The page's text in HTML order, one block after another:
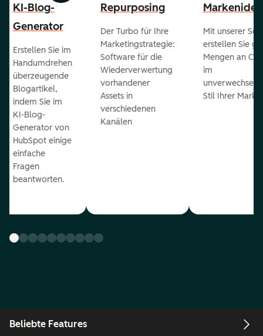
KI-Blog-
Generator
Erstellen Sie im
Handumdrehen
überzeugende
Blogartikel,
indem Sie im
KI-Blog-
Generator von
HubSpot einige
einfache
Fragen
beantworten.
Repurposing
Der Turbo für Ihre
Marketingstrategie:
Software für die
Wiederverwertung
vorhandener
Assets in
verschiedenen
Kanälen
Mit unserer
erstellen Sie
Mengen an
im
Stil Ihrer Marke.
Beliebte Features